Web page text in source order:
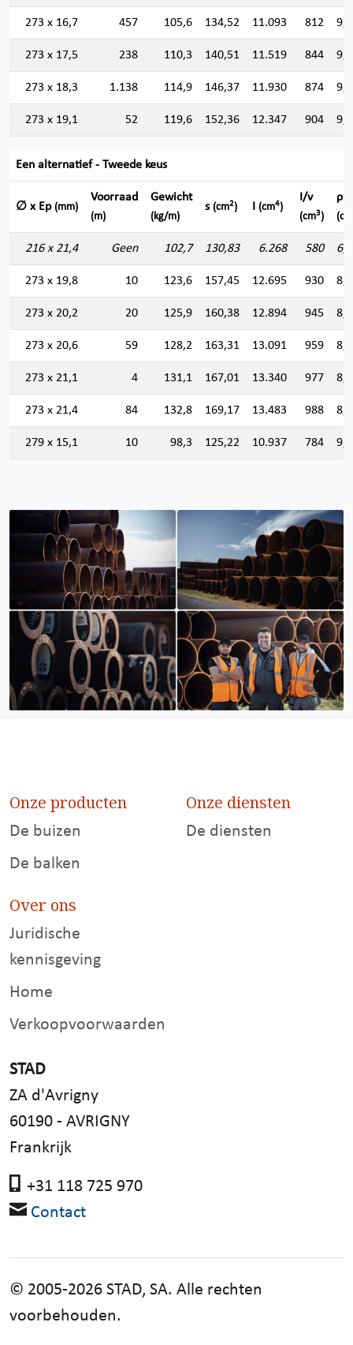
273 x 16,7 457 105,6 134,52 11.093 812
273 x 17,5 238 110,3 140,51 11.519 844
273 x 18,3 1.138 114,9 146,37 11.930 874
273 x 19,1 52 119,6 152,36 12.347 904
Een alternatief - Tweede keus
∅ x Ep (mm)
Voorraad
(m)
Gewicht
(kg/m)
s (cm2) I (cm4)
I/v
(cm3)
ρ
216 x 21,4 Geen 102,7 130,83 6.268 580
273 x 19,8 10 123,6 157,45 12.695 930
273 x 20,2 20 125,9 160,38 12.894 945
273 x 20,6 59 128,2 163,31 13.091 959
273 x 21,1 4 131,1 167,01 13.340 977
273 x 21,4 84 132,8 169,17 13.483 988
279 x 15,1 10 98,3 125,22 10.937 784
Onze producten
De buizen
De balken
Onze diensten
De diensten
Over ons
Juridische
kennisgeving
Home
Verkoopvoorwaarden
STAD
ZA d'Avrigny
60190 - AVRIGNY
Frankrijk
+31 118 725 970
Contact
© 2005-2026 STAD, SA. Alle rechten
voorbehouden.